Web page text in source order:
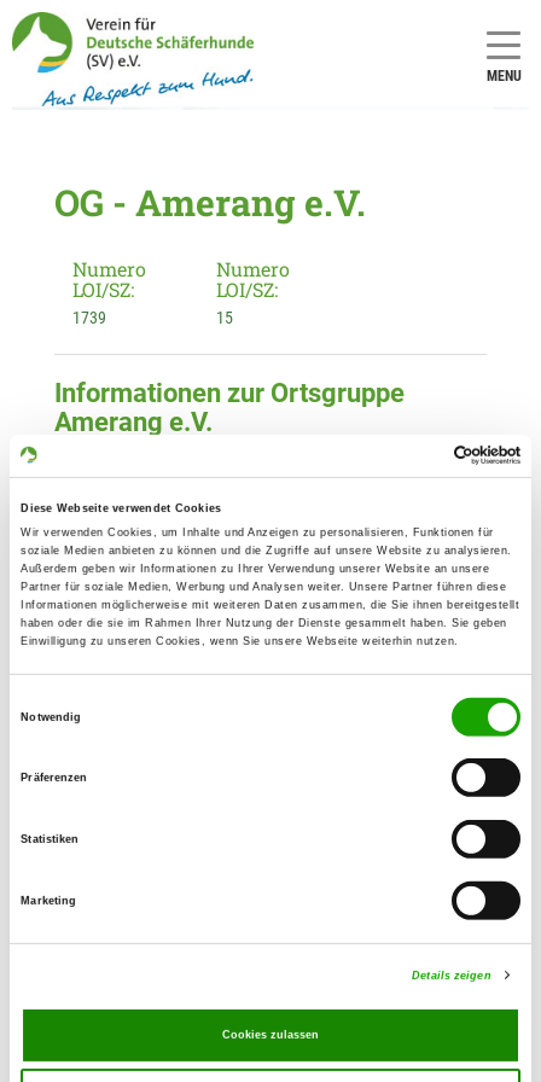
Diese Webseite verwendet Cookies
Wir verwenden Cookies, um Inhalte und Anzeigen zu personalisieren, Funktionen für
soziale Medien anbieten zu können und die Zugriffe auf unsere Website zu analysieren.
Außerdem geben wir Informationen zu Ihrer Verwendung unserer Website an unsere
Partner für soziale Medien, Werbung und Analysen weiter. Unsere Partner führen diese
Informationen möglicherweise mit weiteren Daten zusammen, die Sie ihnen bereitgestellt
haben oder die sie im Rahmen Ihrer Nutzung der Dienste gesammelt haben. Sie geben
Einwilligung zu unseren Cookies, wenn Sie unsere Webseite weiterhin nutzen.
Notwendig
Präferenzen
Statistiken
Marketing
Details zeigen
Cookies zulassen
MENU
OG - Amerang e.V.
Numero
LOI/SZ:
1739
Numero
LOI/SZ:
15
Informationen zur Ortsgruppe
Amerang e.V.
Furth 1
83123 Amerang/Kirchensur
E-Mail:
josef-liegl@t-online.de
Schutzdienst
Übungszeiten im Sommer:
Mittwoch from 19:00 h
Freitag from 19:00 h